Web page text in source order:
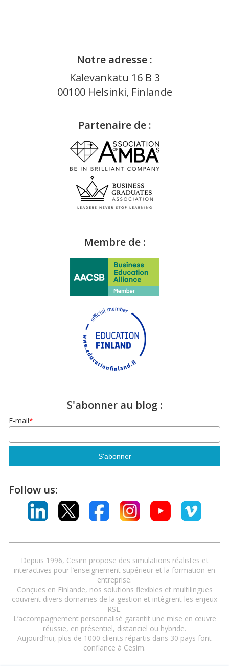
Notre adresse :
Kalevankatu 16 B 3
00100 Helsinki, Finlande
Partenaire de :
Membre de :
S'abonner au blog :
E-mail*
Follow us:
Depuis 1996, Cesim propose des simulations réalistes et
interactives pour l’enseignement supérieur et la formation en
entreprise.
Conçues en Finlande, nos solutions flexibles et multilingues
couvrent divers domaines de la gestion et intègrent les enjeux
RSE.
L’accompagnement personnalisé garantit une mise en œuvre
réussie, en présentiel, distanciel ou hybride.
Aujourd’hui, plus de 1000 clients répartis dans 30 pays font
confiance à Cesim.